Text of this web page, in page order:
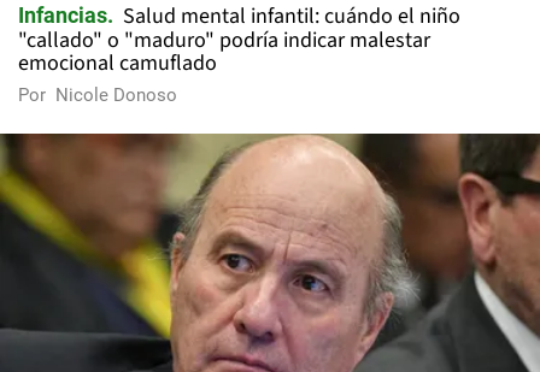
Infancias
Salud mental infantil: cuándo el niño
"callado" o "maduro" podría indicar malestar
emocional camuflado
Por Nicole Donoso